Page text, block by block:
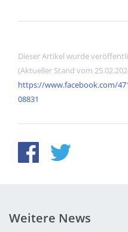
Dieser Artikel wurde
(Aktueller Stand vom
https://www.facebook.com/
08831
Weitere News